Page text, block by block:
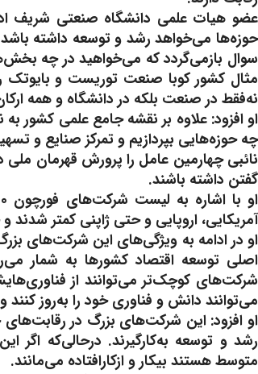
عضو هیات علمی دانشگاه صنعتی شریف
حوزه‌ها می‌خواهد رشد و توسعه داشته
مثال کشور کوبا صنعت توریست و بایوتک
نه‌فقط در صنعت بلکه در دانشگاه و همه
او افزود: علاوه بر نقشه جامع علمی کشور
چه حوزه‌هایی بپردازیم و تمرکز صنایع و
نائبی چهارمین عامل را پرورش قهرمان
گفتن داشته باشند.
آمریکایی، اروپایی و حتی ژاپنی کمتر شدند
او در ادامه به ویژگی‌های این شرکت‌های
اصلی توسعه اقتصاد کشورها به شمار
شرکت‌های کوچک‌تر می‌توانند از
می‌توانند دانش و فناوری خود را به‌روز کنند
او افزود: این شرکت‌های بزرگ در
رشد و توسعه به‌کارگیرند. درحالی‌که
متوسط هستند بیکار و ازکارافتاده می‌مانند.